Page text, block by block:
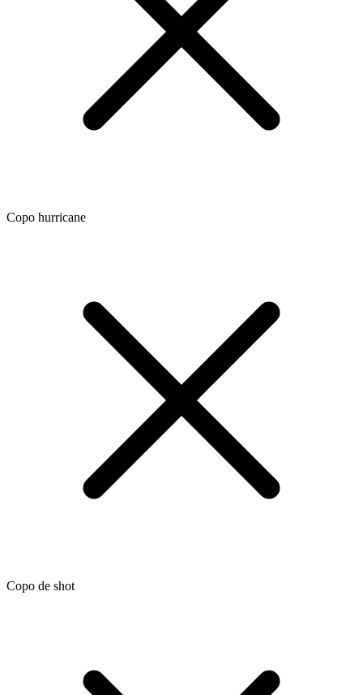
Copo hurricane
Copo de shot